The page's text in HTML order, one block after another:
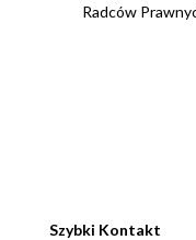
Radców
Szybki Kontakt